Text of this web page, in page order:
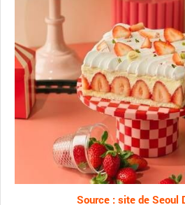
Source : site de Seoul